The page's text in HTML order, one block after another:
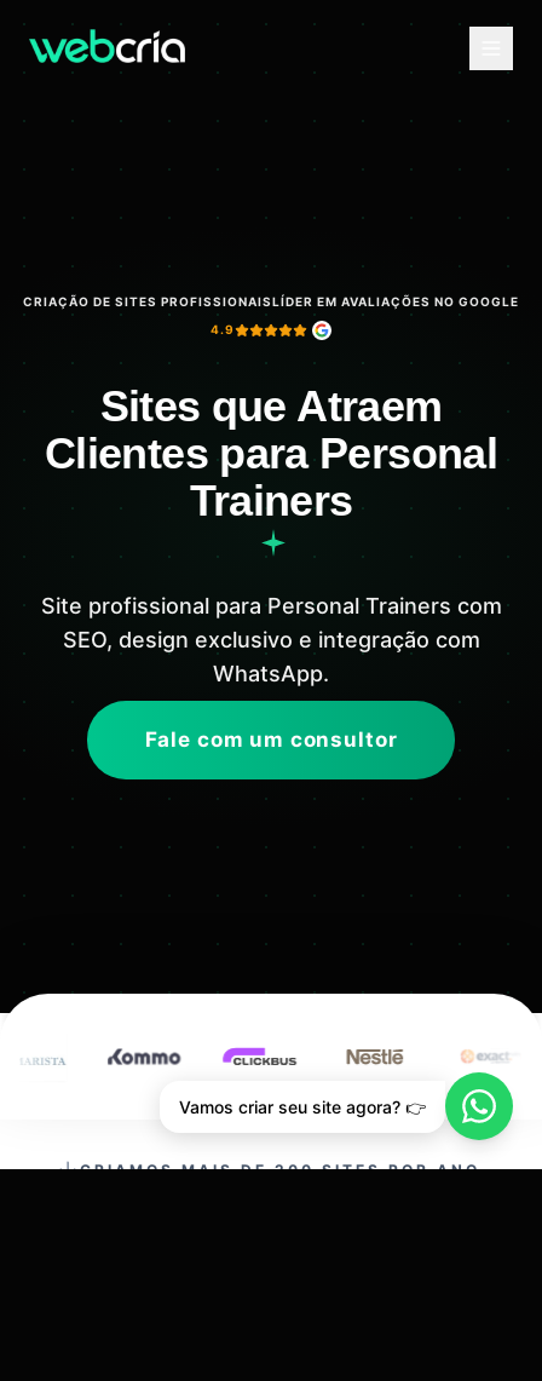
CRIAÇÃO DE SITES PROFISSIONAISLÍDER EM AVALIAÇÕES NO GOOGLE
4.9
Sites que Atraem
Clientes para Personal
Trainers
Site profissional para Personal Trainers com
SEO, design exclusivo e integração com
WhatsApp.
Fale com um consultor
CRIAMOS MAIS DE 200 SITES POR ANO.
Vamos criar seu site agora? 👉